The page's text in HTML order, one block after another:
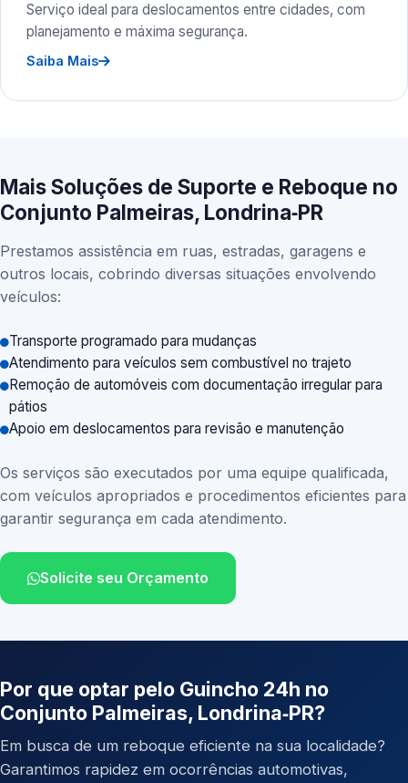
Serviço ideal para deslocamentos entre cidades, com
planejamento e máxima segurança.
Saiba Mais
Mais Soluções de Suporte e Reboque no
Conjunto Palmeiras, Londrina‑PR
Prestamos assistência em ruas, estradas, garagens e
outros locais, cobrindo diversas situações envolvendo
veículos:
Transporte programado para mudanças
Atendimento para veículos sem combustível no trajeto
Remoção de automóveis com documentação irregular para
pátios
Apoio em deslocamentos para revisão e manutenção
Os serviços são executados por uma equipe qualificada,
com veículos apropriados e procedimentos eficientes para
garantir segurança em cada atendimento.
Solicite seu Orçamento
Por que optar pelo Guincho 24h no
Conjunto Palmeiras, Londrina‑PR?
Em busca de um reboque eficiente na sua localidade?
Garantimos rapidez em ocorrências automotivas,